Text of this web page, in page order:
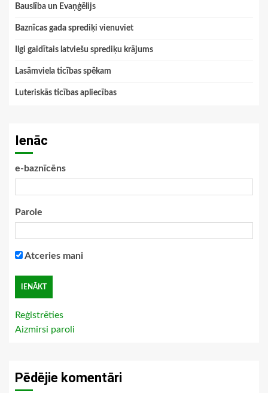
Bauslība un Evaņģēlijs
Baznīcas gada sprediķi vienuviet
Ilgi gaidītais latviešu sprediķu krājums
Lasāmviela ticības spēkam
Luteriskās ticības apliecības
Ienāc
e-baznīcēns
Parole
Atceries mani
Reģistrēties
Aizmirsi paroli
Pēdējie komentāri